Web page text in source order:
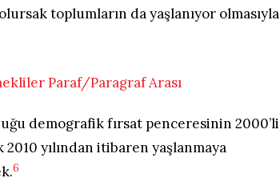
toplumların da yaşlanıyor olmasıyla
demografik fırsat penceresinin 2000’li
2010 yılından itibaren yaşlanmaya
6